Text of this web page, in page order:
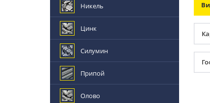
Никель
Цинк
Силумин
Припой
Олово